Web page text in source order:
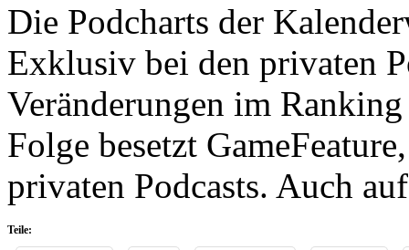
Die Podcharts der
Exklusiv bei den privaten
Veränderungen im
Folge besetzt
privaten Podcasts. Auch
Teile: